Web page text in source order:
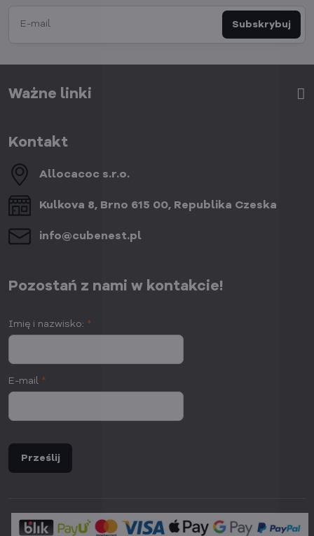
Subskrybuj
Ważne linki
Kontakt
Allocacoc s​.r​.o​.
Kulkova 8, Brno 615 00, Republika Czeska
info​@cubenest​.pl
Pozostań z nami w kontakcie!
Imię i nazwisko: *
E-mail *
Prześlij